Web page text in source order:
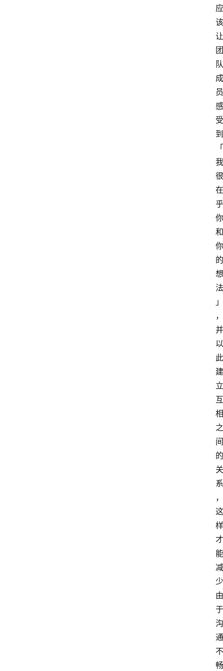
应
该
让
团
队
成
员
感
受
到
「
我
很
在
乎
你
和
你
的
想
法
」
，
并
以
此
建
立
互
相
之
间
的
关
系
，
这
样
才
能
减
少
由
于
沟
通
不
畅